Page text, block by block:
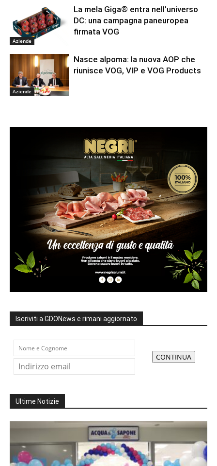
Aziende
La mela Giga® entra nell’universo
DC: una campagna paneuropea
firmata VOG
Aziende
Nasce alpoma: la nuova AOP che
riunisce VOG, VIP e VOG Products
Iscriviti a GDONews e rimani aggiornato
Ultime Notizie